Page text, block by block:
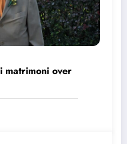
matrimoni over